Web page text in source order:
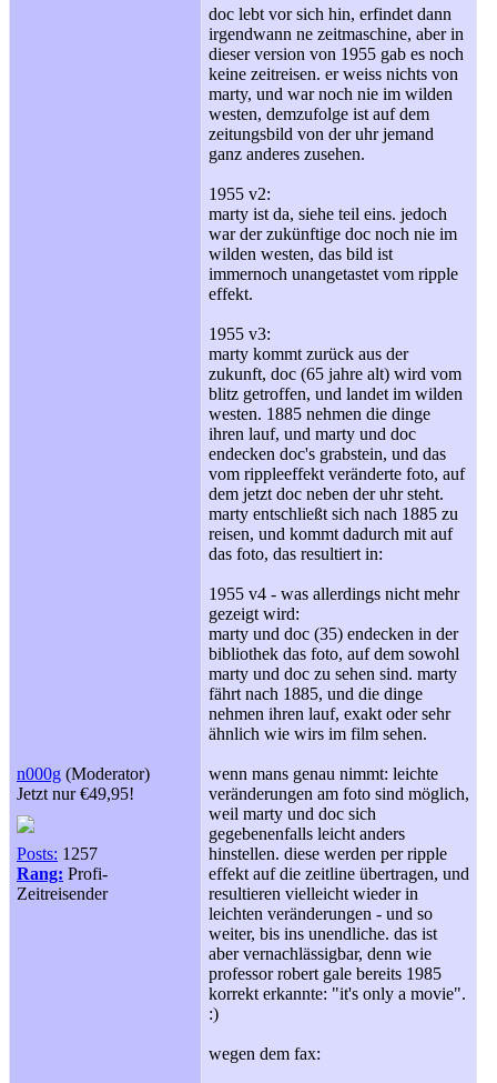
n000g (Moderator)
Jetzt nur €49,95!
Posts: 1257
Rang: Profi-
Zeitreisender
doc lebt vor sich hin, erfindet dann
irgendwann ne zeitmaschine, aber in
dieser version von 1955 gab es noch
keine zeitreisen. er weiss nichts von
marty, und war noch nie im wilden
westen, demzufolge ist auf dem
zeitungsbild von der uhr jemand
ganz anderes zusehen.
1955 v2:
marty ist da, siehe teil eins. jedoch
war der zukünftige doc noch nie im
wilden westen, das bild ist
immernoch unangetastet vom ripple
effekt.
1955 v3:
marty kommt zurück aus der
zukunft, doc (65 jahre alt) wird vom
blitz getroffen, und landet im wilden
westen. 1885 nehmen die dinge
ihren lauf, und marty und doc
endecken doc's grabstein, und das
vom rippleeffekt veränderte foto, auf
dem jetzt doc neben der uhr steht.
marty entschließt sich nach 1885 zu
reisen, und kommt dadurch mit auf
das foto, das resultiert in:
1955 v4 - was allerdings nicht mehr
gezeigt wird:
marty und doc (35) endecken in der
bibliothek das foto, auf dem sowohl
marty und doc zu sehen sind. marty
fährt nach 1885, und die dinge
nehmen ihren lauf, exakt oder sehr
ähnlich wie wirs im film sehen.
wenn mans genau nimmt: leichte
veränderungen am foto sind möglich,
weil marty und doc sich
gegebenenfalls leicht anders
hinstellen. diese werden per ripple
effekt auf die zeitline übertragen, und
resultieren vielleicht wieder in
leichten veränderungen - und so
weiter, bis ins unendliche. das ist
aber vernachlässigbar, denn wie
professor robert gale bereits 1985
korrekt erkannte: "it's only a movie".
:)
wegen dem fax: